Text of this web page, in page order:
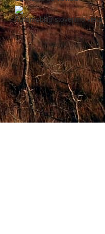
Automobilių stovėjimo vieta